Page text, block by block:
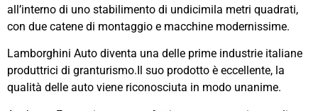
all’interno di uno stabilimento di undicimila metri quadrati,
con due catene di montaggio e macchine modernissime.
Lamborghini Auto diventa una delle prime industrie italiane
produttrici di granturismo.Il suo prodotto è eccellente, la
qualità delle auto viene riconosciuta in modo unanime.